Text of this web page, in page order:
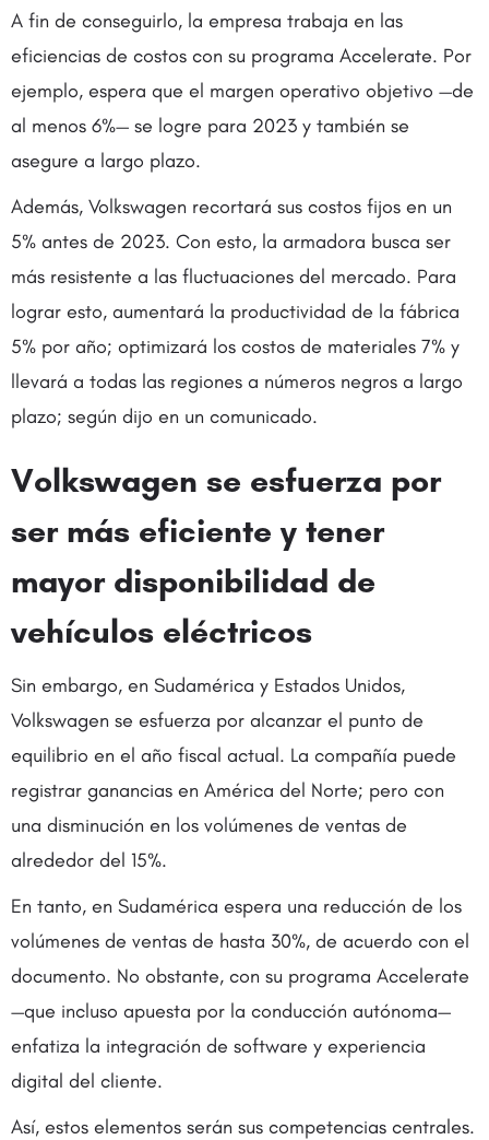
A fin de conseguirlo, la empresa trabaja en las
eficiencias de costos con su programa Accelerate. Por
ejemplo, espera que el margen operativo objetivo —de
al menos 6%— se logre para 2023 y también se
asegure a largo plazo.
Además, Volkswagen recortará sus costos fijos en un
5% antes de 2023. Con esto, la armadora busca ser
más resistente a las fluctuaciones del mercado. Para
lograr esto, aumentará la productividad de la fábrica
5% por año; optimizará los costos de materiales 7% y
llevará a todas las regiones a números negros a largo
plazo; según dijo en un comunicado.
Volkswagen se esfuerza por
ser más eficiente y tener
mayor disponibilidad de
vehículos eléctricos
Sin embargo, en Sudamérica y Estados Unidos,
Volkswagen se esfuerza por alcanzar el punto de
equilibrio en el año fiscal actual. La compañía puede
registrar ganancias en América del Norte; pero con
una disminución en los volúmenes de ventas de
alrededor del 15%.
En tanto, en Sudamérica espera una reducción de los
volúmenes de ventas de hasta 30%, de acuerdo con el
documento. No obstante, con su programa Accelerate
—que incluso apuesta por la conducción autónoma—
enfatiza la integración de software y experiencia
digital del cliente.
Así, estos elementos serán sus competencias centrales.